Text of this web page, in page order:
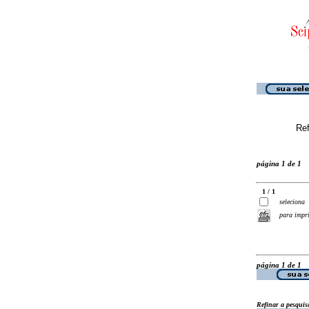
página 1 de 1
1 / 1
seleciona
para
página 1 de 1
Refinar a